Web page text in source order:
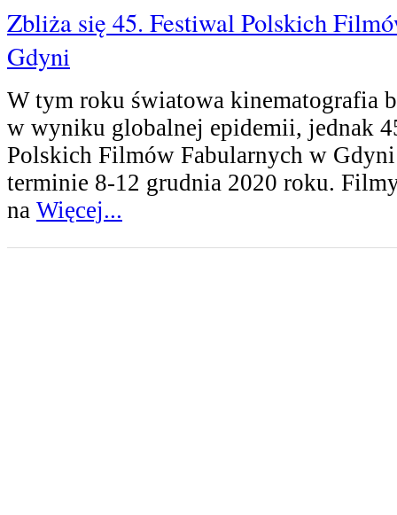
Zbliża się 45. Festiwal Polskich
Gdyni
W tym roku światowa kinematografia
w wyniku globalnej epidemii, jednak
Polskich Filmów Fabularnych w
terminie 8-12 grudnia 2020 roku.
na Więcej...